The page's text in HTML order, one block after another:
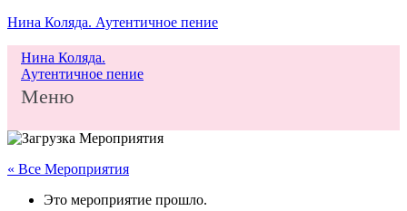
Нина Коляда. Аутентичное пение
Нина Коляда.
Аутентичное пение
Меню
« Все Мероприятия
Это мероприятие прошло.